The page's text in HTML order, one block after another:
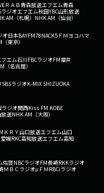
ＲＡＢ青森放送エフエム青森
ラジオエフエム秋田YBC山形放送
AM（札幌） NHK AM（仙台）
オ日本BAYFM78NACK5 ＦＭヨコハマ
東京）
フエム石川FBCラジオFM福井
（名古屋）
SBSラジオK-MIX SHIZUOKA
ラジオ関西Kiss FM KOBE
送NHK AM（大阪）
ＫＲＹ山口放送エフエム山口
媛RKC高知放送エフエム高知
佐賀NBCラジオFM長崎RKKラジオ
ＭＢＣラジオμＦＭRBCiラジオ